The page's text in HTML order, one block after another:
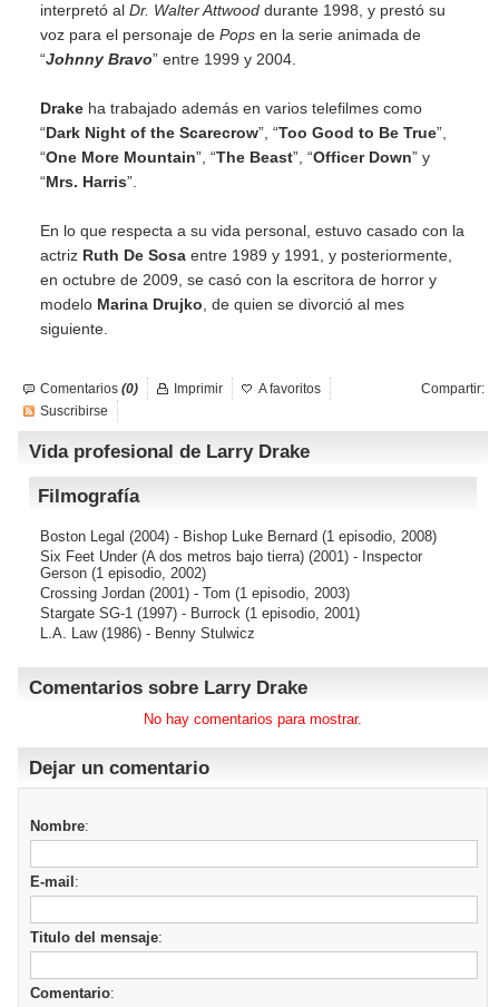
interpretó al Dr. Walter Attwood durante 1998, y prestó su
voz para el personaje de Pops en la serie animada de
“Johnny Bravo” entre 1999 y 2004.
Drake ha trabajado además en varios telefilmes como
“Dark Night of the Scarecrow”, “Too Good to Be True”,
“One More Mountain”, “The Beast”, “Officer Down” y
“Mrs. Harris”.
En lo que respecta a su vida personal, estuvo casado con la
actriz Ruth De Sosa entre 1989 y 1991, y posteriormente,
en octubre de 2009, se casó con la escritora de horror y
modelo Marina Drujko , de quien se divorció al mes
siguiente.
Comentarios (0) Compartir:
Imprimir
A favoritos
Suscribirse
Vida profesional de Larry Drake
Filmografía
Boston Legal (2004) - Bishop Luke Bernard (1 episodio, 2008)
Six Feet Under (A dos metros bajo tierra) (2001) - Inspector
Gerson (1 episodio, 2002)
Crossing Jordan (2001) - Tom (1 episodio, 2003)
Stargate SG-1 (1997) - Burrock (1 episodio, 2001)
L.A. Law(1986) - Benny Stulwicz
Comentarios sobre Larry Drake
No hay comentarios para mostrar.
Dejar un comentario
Nombre:
E-mail :
Titulo del mensaje:
Comentario: